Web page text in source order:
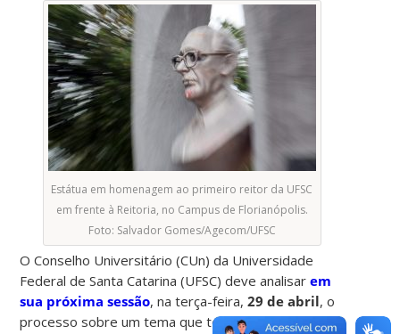
Estátua em homenagem ao primeiro reitor da UFSC
em frente à Reitoria, no Campus de Florianópolis.
Foto: Salvador Gomes/Agecom/UFSC
O Conselho Universitário (CUn) da Universidade
Federal de Santa Catarina (UFSC) deve analisarem
sua próxima sessão, na terça-feira,29 de abril, o
processo sobre um tema que tem provocado